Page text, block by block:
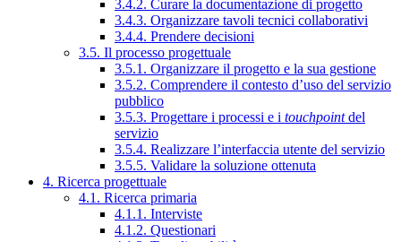
3.4.2. Curare la documentazione di progetto
3.4.3. Organizzare tavoli tecnici collaborativi
3.4.4. Prendere decisioni
3.5. Il processo progettuale
3.5.1. Organizzare il progetto e la sua gestione
3.5.2. Comprendere il contesto d’uso del servizio
pubblico
3.5.3. Progettare i processi e i touchpointdel
servizio
3.5.4. Realizzare l’interfaccia utente del servizio
3.5.5. Validare la soluzione ottenuta
4. Ricerca progettuale
4.1. Ricerca primaria
4.1.1. Interviste
4.1.2. Questionari